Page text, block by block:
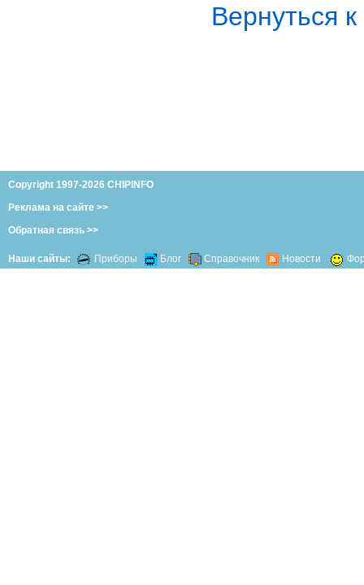
Вернуться
Copyright 1997-2026 CHIPINFO
Реклама на сайте >>
Обратная связь >>
Наши сайты: Приборы Блог Справочник Новости